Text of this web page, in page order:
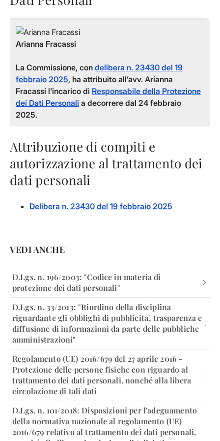
Arianna Fracassi
La Commissione, con delibera n. 23430 del 19
febbraio 2025, ha attribuito all’avv. Arianna
Fracassi l'incarico di Responsabile della Protezione
dei Dati Personali a decorrere dal 24 febbraio
2025.
Attribuzione di compiti e
autorizzazione al trattamento dei
dati personali
Delibera n. 23430 del 19 febbraio 2025
VEDI ANCHE
D.Lgs. n. 196/2003: "Codice in materia di
protezione dei dati personali"
D.Lgs. n. 33/2013: "Riordino della disciplina
riguardante gli obblighi di pubblicita', trasparenza e
diffusione di informazioni da parte delle pubbliche
amministrazioni"
Regolamento (UE) 2016/679 del 27 aprile 2016 -
Protezione delle persone fisiche con riguardo al
trattamento dei dati personali, nonché alla libera
circolazione di tali dati
D.Lgs. n. 101/2018: Disposizioni per l'adeguamento
della normativa nazionale al regolamento (UE)
2016/679 relativo al trattamento dei dati personali,